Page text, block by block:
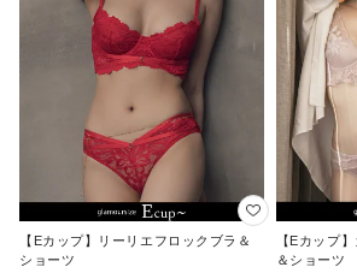
【Eカップ】リーリエフロックブラ＆
ショーツ
【Eカップ
＆ショーツ